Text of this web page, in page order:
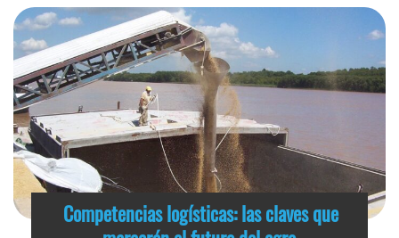
Competencias logísticas: las claves que